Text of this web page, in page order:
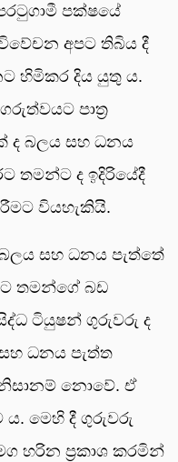
පක්ෂයේ
අපට තිබිය දී
හිමිකර දිය යුතු ය.
පාත්‍ර
ද බලය සහ ධනය
තමන්ට ද ඉදිරියේදී
වියහැකියි.
සහ ධනය පැත්තේ
තමන්ගේ බඩ
ටියුෂන් ගුරුවරු ද
ධනය පැත්ත
නොවේ. ඒ
මෙහි දී ගුරුවරු
හරින ප්‍රකාශ කරමින්